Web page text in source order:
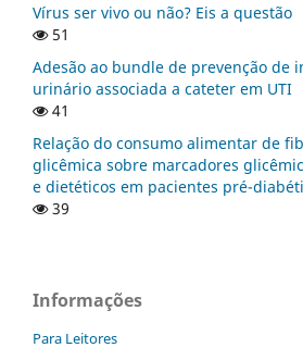
Vírus ser vivo ou não? Eis a questão
51
Adesão ao bundle de prevenção de
urinário associada a cateter em UTI
41
Relação do consumo alimentar de
glicêmica sobre marcadores
e dietéticos em pacientes pré-
39
Informações
Para Leitores